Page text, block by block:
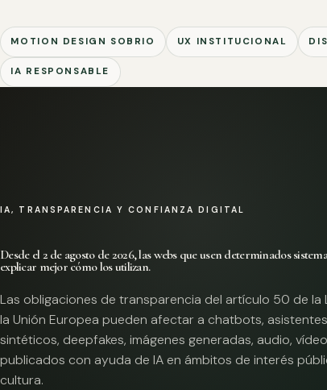
MOTION DESIGN SOBRIO UX INSTITUCIONAL
IA RESPONSABLE
IA, TRANSPARENCIA Y CONFIANZA DIGITAL
Desde el 2 de agosto de 2026, las webs que usen determinados
explicar mejor cómo los utilizan.
Las obligaciones de transparencia del artículo 50 de la
la Unión Europea pueden afectar a chatbots,
sintéticos, deepfakes, imágenes generadas, audio,
publicados con ayuda de IA en ámbitos de interés
cultura.